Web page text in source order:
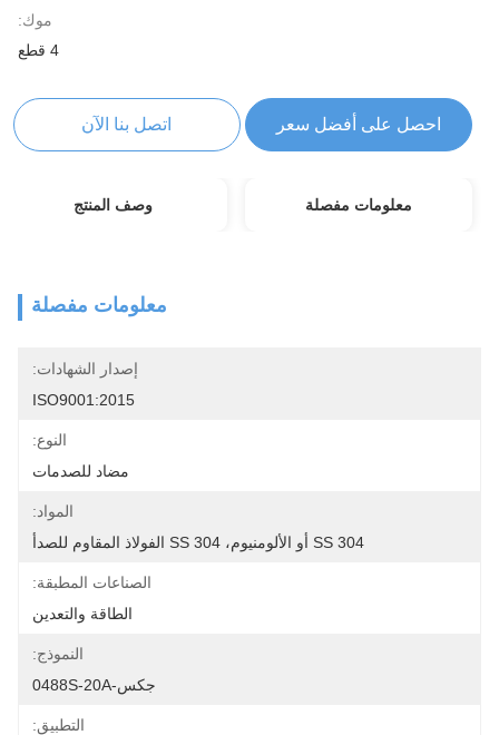
موك:
4 قطع
احصل على أفضل سعر اتصل بنا الآن
معلومات مفصلة وصف المنتج
معلومات مفصلة
إصدار الشهادات:
ISO9001:2015
النوع:
مضاد للصدمات
المواد:
SS 304 أو الألومنيوم، SS 304 الفولاذ المقاوم للصدأ
الصناعات المطبقة:
الطاقة والتعدين
النموذج:
جكس-0488S-20A
التطبيق: